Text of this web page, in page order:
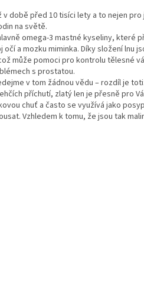
době před 10 tisíci lety a to nejen
na světě.
omega-3 mastné kyseliny, které
a mozku miminka. Díky složení lnu
může pomoci pro kontrolu tělesné
s prostatou.
v tom žádnou vědu – rozdíl je
příchutí, zlatý len je přesně pro
chuť a často se využívá jako
Vzhledem k tomu, že jsou tak